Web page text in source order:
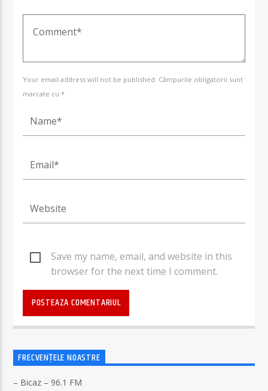
Your email address will not be published. Câmpurile obligatorii sunt
marcate cu *
Save my name, email, and website in this
browser for the next time I comment.
FRECVENȚELE NOASTRE
– Bicaz – 96.1 FM